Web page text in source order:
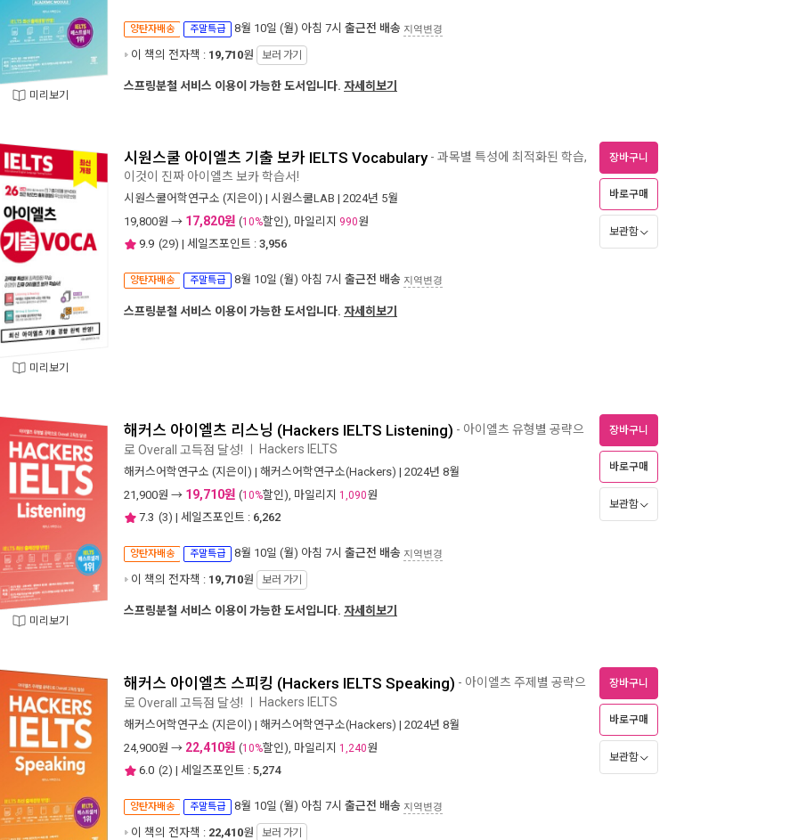
미리보기
양탄자배송 주말특급 8월 10일 (월) 아침 7시 출근전 배송 지역변경
이 책의 전자책 : 19,710원 보러 가기
스프링분철 서비스 이용이 가능한 도서입니다. 자세히보기
미리보기
시원스쿨 아이엘츠 기출 보카 IELTS Vocabulary- 과목별 특성에 최적화된 학습,
이것이 진짜 아이엘츠 보카 학습서!
시원스쿨어학연구소 (지은이) | 시원스쿨LAB | 2024년 5월
19,800원 → 17,820원 (10%할인), 마일리지 990원
9.9 (29) | 세일즈포인트 : 3,956
양탄자배송 주말특급 8월 10일 (월) 아침 7시 출근전 배송 지역변경
장바구니
바로구매
보관함
스프링분철 서비스 이용이 가능한 도서입니다. 자세히보기
미리보기
해커스 아이엘츠 리스닝 (Hackers IELTS Listening) - 아이엘츠 유형별 공략으
로 Overall 고득점 달성! Hackers IELTS
해커스어학연구소 (지은이) | 해커스어학연구소(Hackers) | 2024년 8월
21,900원 → 19,710원 (10%할인), 마일리지 1,090원
7.3 (3) | 세일즈포인트 : 6,262
양탄자배송 주말특급 8월 10일 (월) 아침 7시 출근전 배송 지역변경
이 책의 전자책 : 19,710원 보러 가기
장바구니
바로구매
보관함
스프링분철 서비스 이용이 가능한 도서입니다. 자세히보기
해커스 아이엘츠 스피킹 (Hackers IELTS Speaking) - 아이엘츠 주제별 공략으
로 Overall 고득점 달성! Hackers IELTS
해커스어학연구소 (지은이) | 해커스어학연구소(Hackers) | 2024년 8월
24,900원 → 22,410원 (10%할인), 마일리지 1,240원
6.0 (2) | 세일즈포인트 : 5,274
양탄자배송 주말특급 8월 10일 (월) 아침 7시 출근전 배송 지역변경
이 책의 전자책 : 22,410원 보러 가기
장바구니
바로구매
보관함